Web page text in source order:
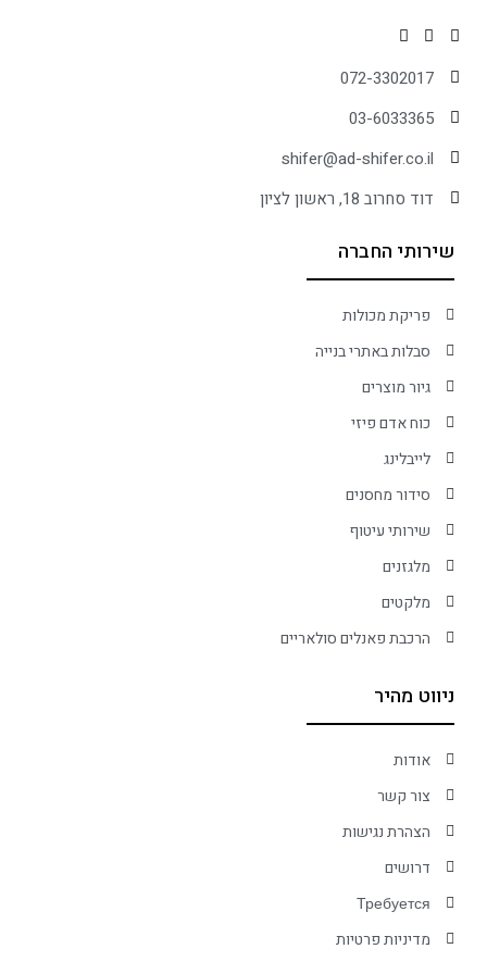
072-3302017
03-6033365
shifer@ad-shifer.co.il
דוד סחרוב 18, ראשון לציון
שירותי החברה
פריקת מכולות
סבלות באתרי בנייה
גיור מוצרים
כוח אדם פיזי
לייבלינג
סידור מחסנים
שירותי עיטוף
מלגזנים
מלקטים
הרכבת פאנלים סולאריים
ניווט מהיר
אודות
צור קשר
הצהרת נגישות
דרושים
Требуется
מדיניות פרטיות